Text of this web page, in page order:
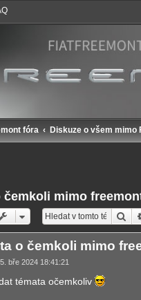
fóra Diskuze o všem mimo
čemkoli mimo
o čemkoli mimo
bře 2024 18:41:21
témata očemkoliv